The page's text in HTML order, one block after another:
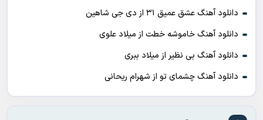
دانلود آهنگ عشق عمیق ۳۱ از دی جی شاهین
دانلود آهنگ خاموشه خطت از میلاد علوی
دانلود آهنگ بی نظیر از میلاد ببری
دانلود آهنگ چشمای تو از شهرام ریحانی